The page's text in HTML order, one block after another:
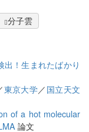
分子雲
！生まれたばかり
東京大学／国立天文
of a hot molecular
論文